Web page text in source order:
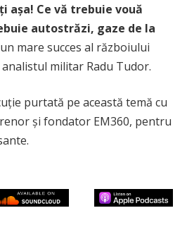
așa! Ce vă trebuie vouă
autostrăzi, gaze de la
mare succes al războiului
militar Radu Tudor.
purtată pe această temă cu
și fondator EM360, pentru